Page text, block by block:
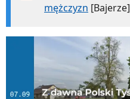
mężczyzn [Bajerze]